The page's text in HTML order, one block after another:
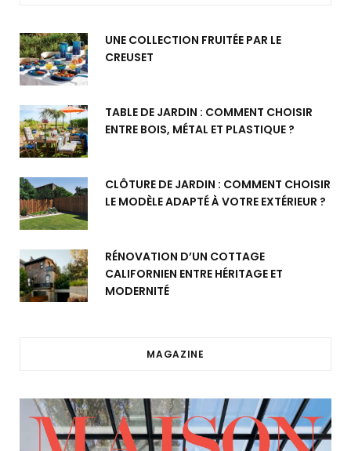
UNE COLLECTION FRUITÉE PAR LE
CREUSET
TABLE DE JARDIN : COMMENT CHOISIR
ENTRE BOIS, MÉTAL ET PLASTIQUE ?
CLÔTURE DE JARDIN : COMMENT CHOISIR
LE MODÈLE ADAPTÉ À VOTRE EXTÉRIEUR ?
RÉNOVATION D’UN COTTAGE
CALIFORNIEN ENTRE HÉRITAGE ET
MODERNITÉ
MAGAZINE